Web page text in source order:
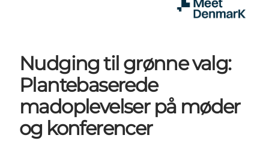
Nudging til grønne valg:
Plantebaserede
madoplevelser på møder
og konferencer